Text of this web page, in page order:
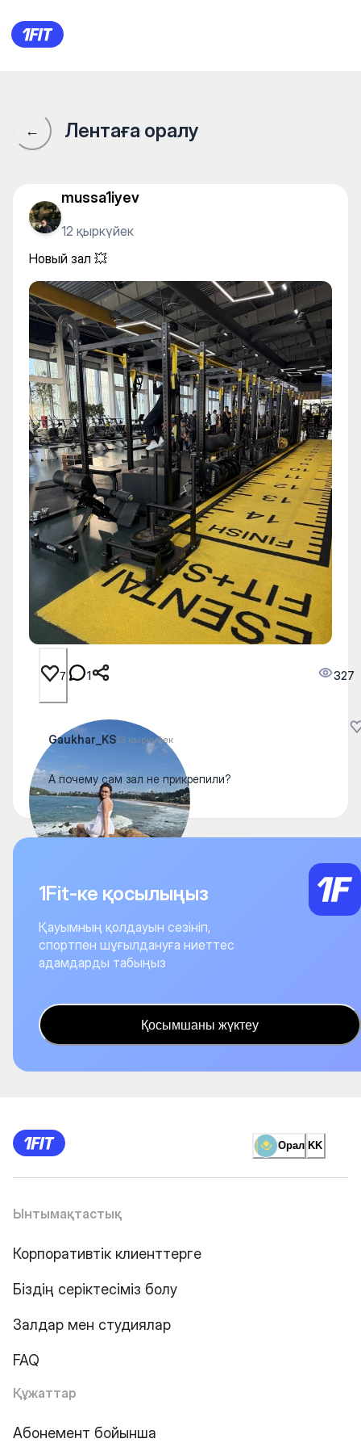
Новый зал 💥
← Лентаға оралу
mussa1iyev
12 қыркүйек
Новый зал 💥
7 1 327
Gaukhar_KS13 қыркүйек
А почему сам зал не прикрепили?
1Fit-ке қосылыңыз
Қауымның қолдауын сезініп,
спортпен шұғылдануға ниеттес
адамдарды табыңыз
Қосымшаны жүктеу
Орал KK
Ынтымақтастық
Корпоративтік клиенттерге
Біздің серіктесіміз болу
Залдар мен студиялар
FAQ
Құжаттар
Абонемент бойынша